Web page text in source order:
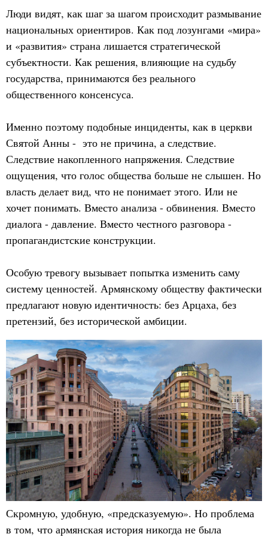
Люди видят, как шаг за шагом происходит размывание
национальных ориентиров. Как под лозунгами «мира»
и «развития» страна лишается стратегической
субъектности. Как решения, влияющие на судьбу
государства, принимаются без реального
общественного консенсуса.
Именно поэтому подобные инциденты, как в церкви
Святой Анны - это не причина, а следствие.
Следствие накопленного напряжения. Следствие
ощущения, что голос общества больше не слышен. Но
власть делает вид, что не понимает этого. Или не
хочет понимать. Вместо анализа - обвинения. Вместо
диалога - давление. Вместо честного разговора -
пропагандистские конструкции.
Особую тревогу вызывает попытка изменить саму
систему ценностей. Армянскому обществу фактически
предлагают новую идентичность: без Арцаха, без
претензий, без исторической амбиции.
Скромную, удобную, «предсказуемую». Но проблема
в том, что армянская история никогда не была